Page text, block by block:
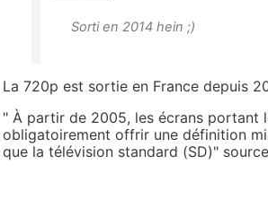
Sorti en 2014 hein ;)
La 720p est sortie en France depuis
" À partir de 2005, les écrans portant
obligatoirement offrir une définition
que la télévision standard (SD)"